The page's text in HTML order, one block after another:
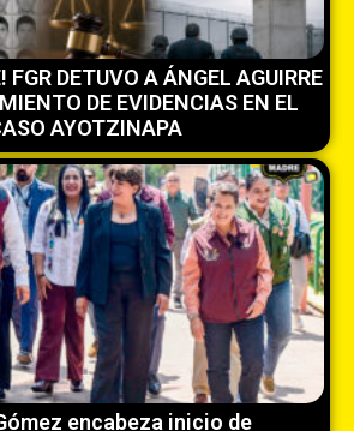
FGR DETUVO A ÁNGEL AGUIRRE
DE EVIDENCIAS EN EL
AYOTZINAPA
encabeza inicio de